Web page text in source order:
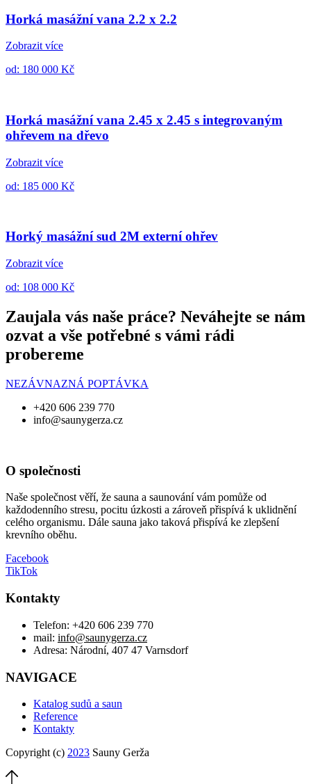
Horká masážní vana 2.2 x 2.2
Zobrazit více
od: 180 000 Kč
Horká masážní vana 2.45 x 2.45 s integrovaným
ohřevem na dřevo
Zobrazit více
od: 185 000 Kč
Horký masážní sud 2M externí ohřev
Zobrazit více
od: 108 000 Kč
Zaujala vás naše práce? Neváhejte se nám
ozvat a vše potřebné s vámi rádi
probereme
NEZÁVNAZNÁ POPTÁVKA
+420 606 239 770
info@saunygerza.cz
O společnosti
Naše společnost věří, že sauna a saunování vám pomůže od
každodenního stresu, pocitu úzkosti a zároveň přispívá k uklidnění
celého organismu. Dále sauna jako taková přispívá ke zlepšení
krevního oběhu.
Facebook
TikTok
Kontakty
Telefon: +420 606 239 770
mail: info@saunygerza.cz
Adresa: Národní, 407 47 Varnsdorf
NAVIGACE
Katalog sudů a saun
Reference
Kontakty
Copyright (c) 2023 Sauny Gerža